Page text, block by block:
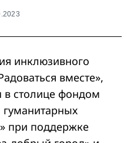
инклюзивного
вместе»,
в столице фондом
гуманитарных
при поддержке